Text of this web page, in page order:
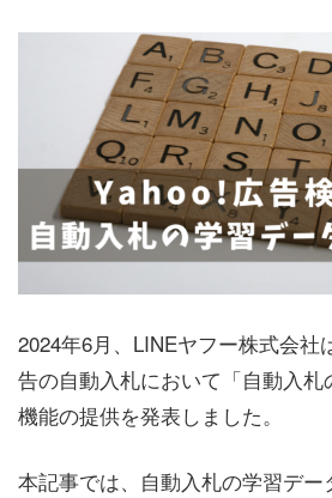
2024年6月、LINEヤフー株式会社
告の自動入札において「自動入札
機能の提供を発表しました。
本記事では、自動入札の学習デー